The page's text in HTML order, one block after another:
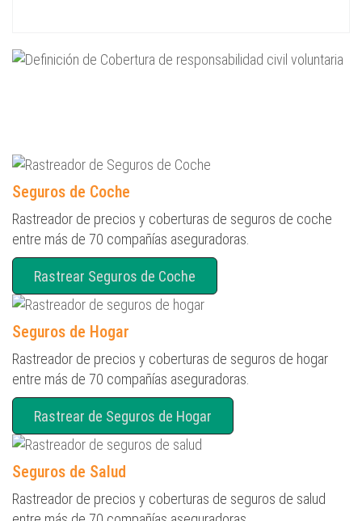
Seguros de Coche
Rastreador de precios y coberturas de seguros de coche
entre más de 70 compañías aseguradoras.
Rastrear Seguros de Coche
Seguros de Hogar
Rastreador de precios y coberturas de seguros de hogar
entre más de 70 compañías aseguradoras.
Rastrear de Seguros de Hogar
Seguros de Salud
Rastreador de precios y coberturas de seguros de salud